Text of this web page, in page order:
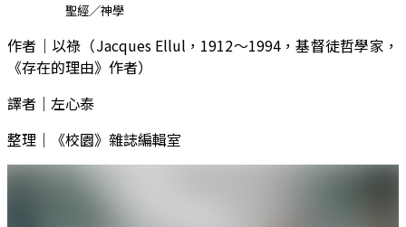
聖經／神學
作者｜以祿（Jacques Ellul，1912～1994，基督徒哲學家，
《存在的理由》作者）
譯者｜左心泰
整理｜《校園》雜誌編輯室